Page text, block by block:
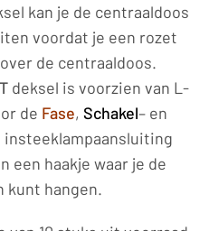
kan je de centraaldoos
voordat je een rozet
de centraaldoos.
deksel is voorzien van L-
de Fase, Schakel– en
insteeklampaansluiting
een haakje waar je de
kunt hangen.